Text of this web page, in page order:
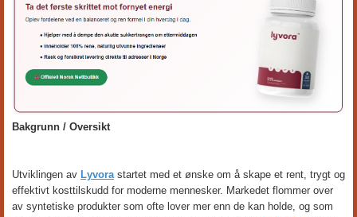
Bakgrunn / Oversikt
Utviklingen av Lyvorastartet med et ønske om å skape et rent, trygt og
effektivt kosttilskudd for moderne mennesker. Markedet flommer over
av syntetiske produkter som ofte lover mer enn de kan holde, og som